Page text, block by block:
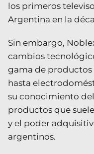
los primeros
Argentina en la
Sin embargo,
cambios
gama de productos
hasta
su conocimiento
productos que
y el poder
argentinos.